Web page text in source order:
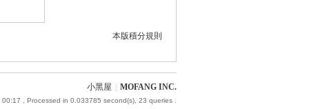
本版積分規則
小黑屋 MOFANG INC.
00:17 , Processed in 0.033785 second(s), 23 queries .